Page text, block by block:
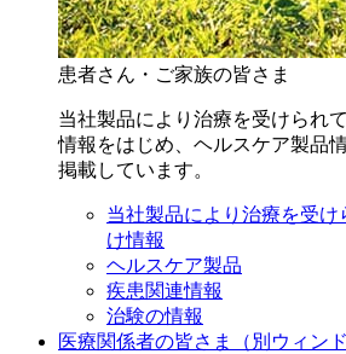
患者さん・ご家族の皆さま
当社製品により治療を受けられ
情報をはじめ、ヘルスケア製品
掲載しています。
当社製品により治療を受け
け情報
ヘルスケア製品
疾患関連情報
治験の情報
医療関係者の皆さま
（別ウィン